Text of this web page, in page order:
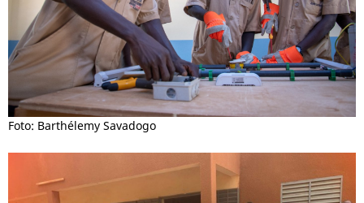
Foto: Barthélemy Savadogo